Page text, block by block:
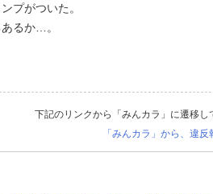
プがついた。
るか…。
下記のリンクから「みんカラ」に遷移し
「みんカラ」から、違反